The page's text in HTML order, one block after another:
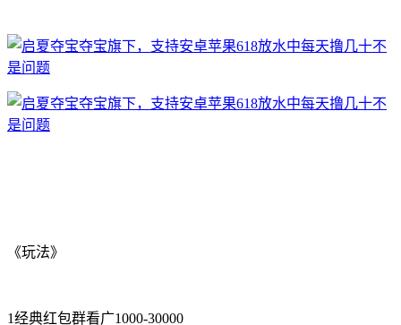
《玩法》
1经典红包群看广1000-30000